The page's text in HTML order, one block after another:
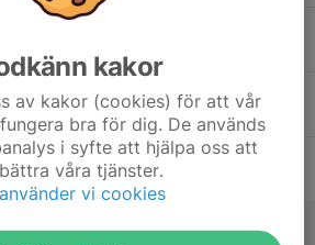
kakor
av kakor (cookies) för att vår
bra för dig. De används
i syfte att hjälpa oss att
våra tjänster.
vi cookies